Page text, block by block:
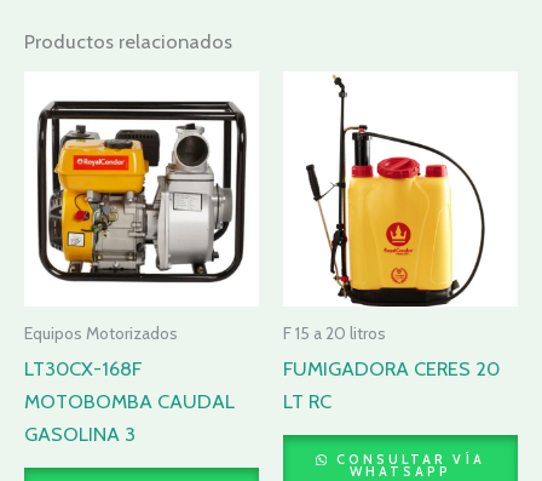
Productos relacionados
Equipos Motorizados
LT30CX-168F
MOTOBOMBA CAUDAL
GASOLINA 3
F 15 a 20 litros
FUMIGADORA CERES 20
LT RC
CONSULTAR VÍA
WHATSAPP